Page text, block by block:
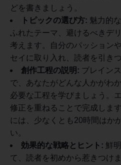
どを書きましょう。
トピックの選び方: 魅力的
ふれたテーマ、避けるべきデ
考えます。自分のパッションや
セイに取り入れ、読者を引き
創作工程の説明: ブレイン
で、あなたがどんな人かがわ
必要な工程を学びましょう。
修正を重ねることで完成しま
には、少なくとも20時間はか
い。
効果的な戦略とヒント: 鮮
て、読者を初めから惹きつけ